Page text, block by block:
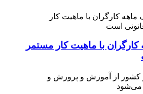
کارگران با ماهیت کار مستمر